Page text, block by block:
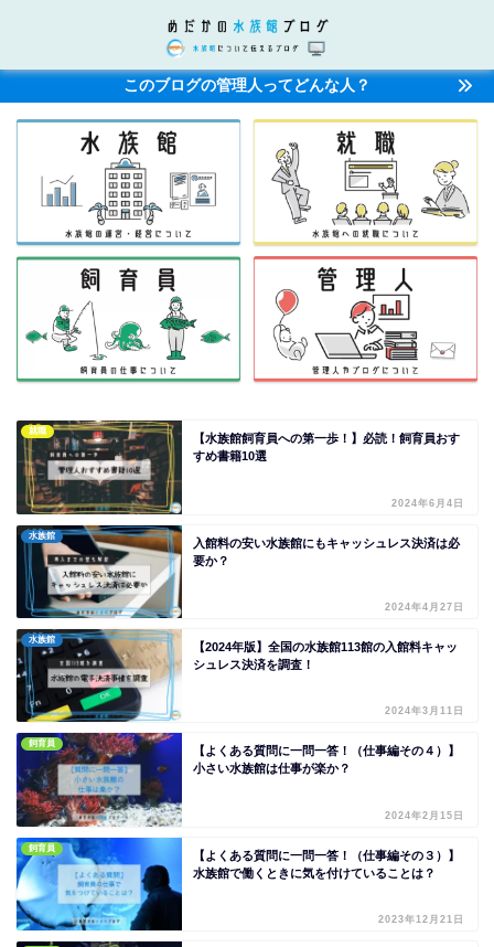
このブログの管理人ってどんな人？
就職
【水族館飼育員への第一歩！】必読！飼育員おす
すめ書籍10選
2024年6月4日
水族館
入館料の安い水族館にもキャッシュレス決済は必
要か？
2024年4月27日
水族館
【2024年版】全国の水族館113館の入館料キャッ
シュレス決済を調査！
2024年3月11日
飼育員
【よくある質問に一問一答！（仕事編その４）】
小さい水族館は仕事が楽か？
2024年2月15日
飼育員
【よくある質問に一問一答！（仕事編その３）】
水族館で働くときに気を付けていることは？
2023年12月21日